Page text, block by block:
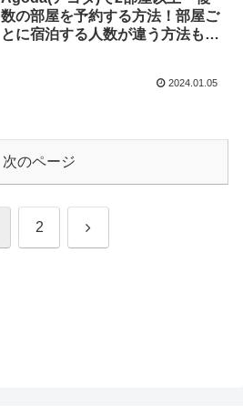
数の部屋を予約する方法！部屋ご
とに宿泊する人数が違う方法もご
2024.01.05
次のページ
2 次